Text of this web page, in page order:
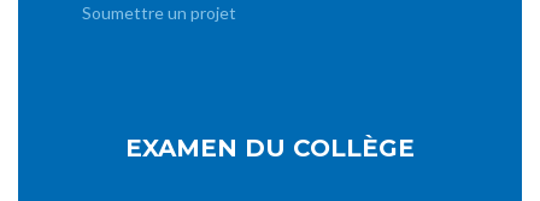
Soumettre un projet
EXAMEN DU COLLÈGE